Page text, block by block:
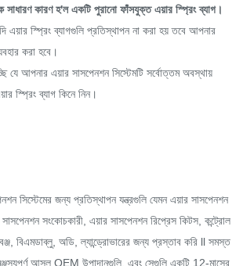
সাধারণ কারণ হ'ল একটি পুরানো ফাঁসযুক্ত এয়ার স্প্রিং ব্যাগ।
এয়ার স্প্রিং ব্যাগগুলি প্রতিস্থাপন না করা হয় তবে আপনার
করা হবে।
যে আপনার এয়ার সাসপেনশন সিস্টেমটি সর্বোত্তম অবস্থায়
স্প্রিং ব্যাগ কিনে নিন।
সিস্টেমের জন্য প্রতিস্থাপন যন্ত্রগুলি যেমন এয়ার সাসপেনশন
সংকোচকারী, এয়ার সাসপেনশন রিপ্রেস কিটস, কন্ট্রোল
বিএমডাব্লু, অডি, ল্যান্ড্রোভারের জন্য প্রস্তাব করি ll সমস্ত
আসল OEM উপাদানগুলি, এবং সেগুলি একটি 12-মাসের